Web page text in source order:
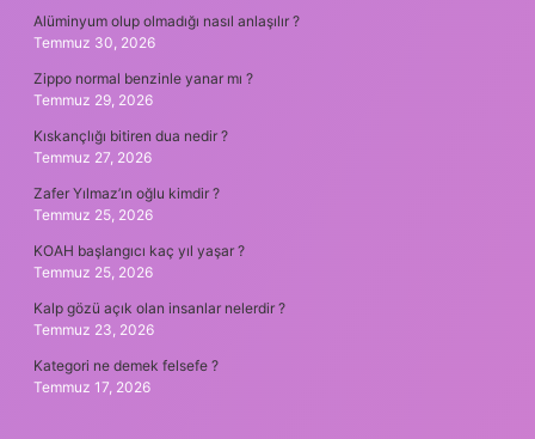
Alüminyum olup olmadığı nasıl anlaşılır ?
Temmuz 30, 2026
Zippo normal benzinle yanar mı ?
Temmuz 29, 2026
Kıskançlığı bitiren dua nedir ?
Temmuz 27, 2026
Zafer Yılmaz’ın oğlu kimdir ?
Temmuz 25, 2026
KOAH başlangıcı kaç yıl yaşar ?
Temmuz 25, 2026
Kalp gözü açık olan insanlar nelerdir ?
Temmuz 23, 2026
Kategori ne demek felsefe ?
Temmuz 17, 2026